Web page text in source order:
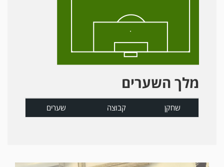
מלך השערים
שחקן קבוצה שערים